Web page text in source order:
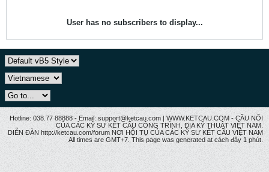
User has no subscribers to display...
Hotline: 038.77 88888 - Email: support@ketcau.com | WWW.KETCAU.COM - CẦU NỐI
CỦA CÁC KỸ SƯ KẾT CẤU CÔNG TRÌNH, ĐỊA KỸ THUẬT VIỆT NAM.
DIỄN ĐÀN http://ketcau.com/forum NƠI HỘI TỤ CỦA CÁC KỸ SƯ KẾT CÂU VIỆT NAM
All times are GMT+7. This page was generated at cách đây 1 phút.